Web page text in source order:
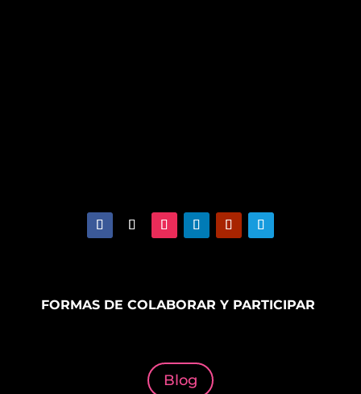
FORMAS DE COLABORAR Y PARTICIPAR
Blog